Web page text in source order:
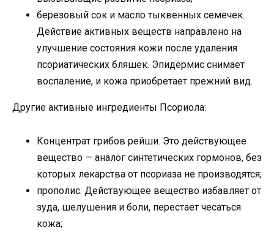
березовый сок и масло тыквенных семечек.
Действие активных веществ направлено на
улучшение состояния кожи после удаления
псориатических бляшек. Эпидермис снимает
воспаление, и кожа приобретает прежний вид.
Другие активные ингредиенты Псориола:
Концентрат грибов рейши. Это действующее
вещество — аналог синтетических гормонов, без
которых лекарства от псориаза не производятся;
прополис. Действующее вещество избавляет от
зуда, шелушения и боли, перестает чесаться
кожа;